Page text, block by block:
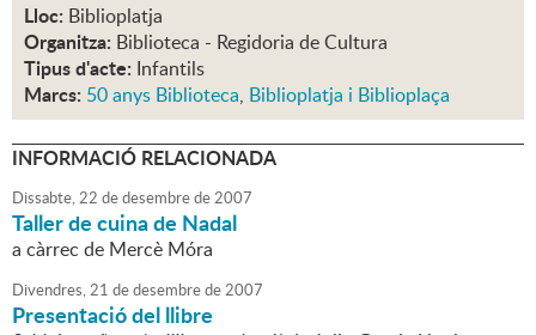
Lloc: Biblioplatja
Organitza: Biblioteca - Regidoria de Cultura
Tipus d'acte: Infantils
Marcs: 50 anys Biblioteca, Biblioplatja i Biblioplaça
INFORMACIÓ RELACIONADA
Dissabte,22 dedesembrede2007
Taller de cuina de Nadal
a càrrec de Mercè Móra
Divendres,21 dedesembrede2007
Presentació del llibre